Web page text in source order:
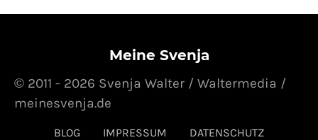
Meine Svenja
BLOG IMPRESSUM
DATENSCHUTZ
© 2011 - 2026 Svenja Walter / Waltermedia /
meinesvenja.de